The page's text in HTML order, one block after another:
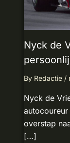
Nyck de
By Redactie /
Nyck de
overstap
[…]